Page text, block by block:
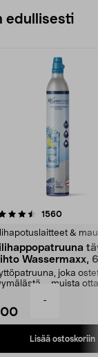
-
edullisesti
1560
&
Wassermaxx,
joka
– muista
Lisää ostoskoriin
4.5viidestä